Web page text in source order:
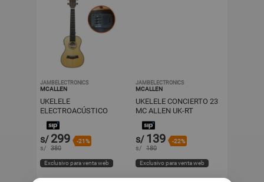
JAMBELECTRONICS
MCALLEN
UKELELE
ELECTROACÚSTICO
CONCIERTO 23 MC
ALLEN UK-NTR2Q
s/ 299 -21%
s/ 380
Exclusivo para venta web
JAMBELECTRONICS
MCALLEN
UKELELE CONCIERTO 23
MC ALLEN UK-RT
s/ 139 -22%
s/ 180
Exclusivo para venta web